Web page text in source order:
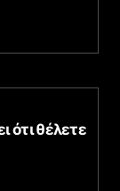
ότι θέλετε